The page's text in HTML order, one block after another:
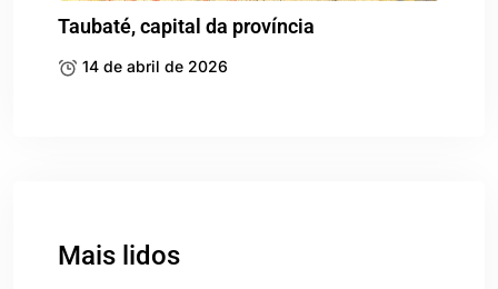
Taubaté, capital da província
14 de abril de 2026
Mais lidos